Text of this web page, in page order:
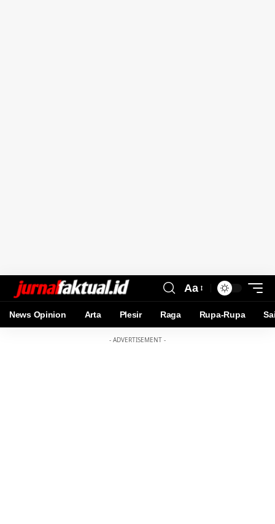
Aa
News Opinion Arta Plesir Raga Rupa-Rupa
- ADVERTISEMENT -